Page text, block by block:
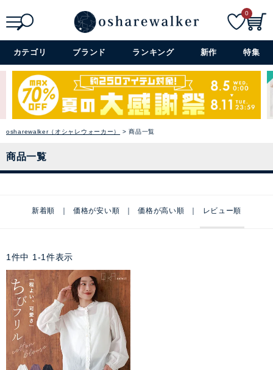
詳細検索+
0
カテゴリ ブランド ランキング 新作 特集
osharewalker（オシャレウォーカー） 商品一覧
商品一覧
新着順 価格が安い順 価格が高い順 レビュー順
1 件中 1 -1 件表示